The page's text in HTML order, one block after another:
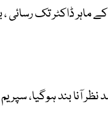
ماہر ڈاکٹر تک رسائی